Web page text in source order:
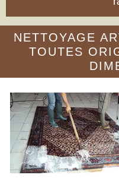
NETTOYAGE
TOUTES